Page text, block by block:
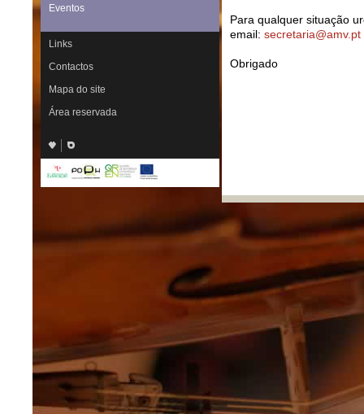
Eventos
Links
Contactos
Mapa do site
Área reservada
Para qualquer situação
email: secretaria@amv.pt
Obrigado